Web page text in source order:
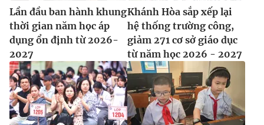
Lần đầu ban hành khung
thời gian năm học áp
dụng ổn định từ 2026-
2027
Khánh Hòa sắp xếp lại
hệ thống trường công,
giảm 271 cơ sở giáo dục
từ năm học 2026 - 2027